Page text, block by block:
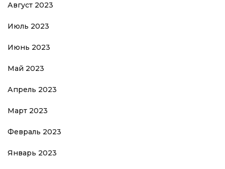
Август 2023
Июль 2023
Июнь 2023
Май 2023
Апрель 2023
Март 2023
Февраль 2023
Январь 2023